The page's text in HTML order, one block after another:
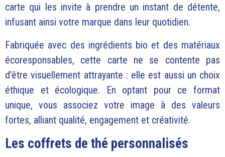
carte qui les invite à prendre un instant de détente,
infusant ainsi votre marque dans leur quotidien.
Fabriquée avec des ingrédients bio et des matériaux
écoresponsables, cette carte ne se contente pas
d’être visuellement attrayante : elle est aussi un choix
éthique et écologique. En optant pour ce format
unique, vous associez votre image à des valeurs
fortes, alliant qualité, engagement et créativité.
Les coffrets de thé personnalisés